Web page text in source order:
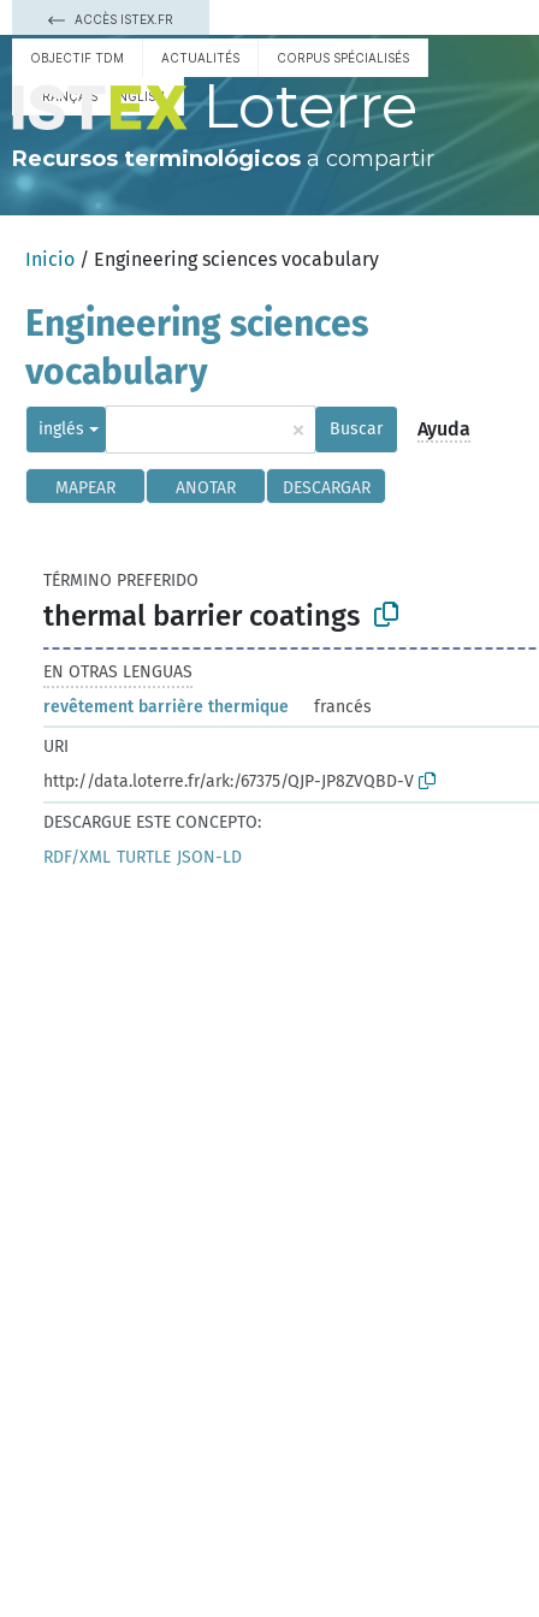
ACCÈS ISTEX.FR
OBJECTIF TDM ACTUALITÉS CORPUS SPÉCIALISÉS
FRANÇAIS ENGLISH Loterre
Recursos terminológicos a compartir
Inicio / Engineering sciences vocabulary
Engineering sciences
vocabulary
inglés × Buscar Ayuda
MAPEAR ANOTAR DESCARGAR
TÉRMINO PREFERIDO
thermal barrier coatings
EN OTRAS LENGUAS
revêtement barrière thermique
francés
URI
http://data.loterre.fr/ark:/67375/QJP-JP8ZVQBD-V
DESCARGUE ESTE CONCEPTO:
RDF/XML TURTLE JSON-LD